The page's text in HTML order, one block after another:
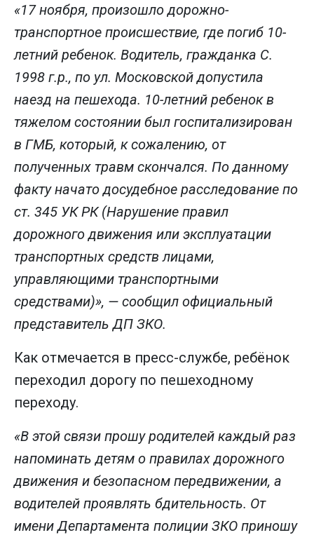
«17 ноября, произошло дорожно-
транспортное происшествие, где погиб 10-
летний ребенок. Водитель, гражданка С.
1998 г.р., по ул. Московской допустила
наезд на пешехода. 10-летний ребенок в
тяжелом состоянии был госпитализирован
в ГМБ, который, к сожалению, от
полученных травм скончался. По данному
факту начато досудебное расследование по
ст. 345 УК РК (Нарушение правил
дорожного движения или эксплуатации
транспортных средств лицами,
управляющими транспортными
средствами)», — сообщил официальный
представитель ДП ЗКО.
Как отмечается в пресс-службе, ребёнок
переходил дорогу по пешеходному
переходу.
«В этой связи прошу родителей каждый раз
напоминать детям о правилах дорожного
движения и безопасном передвижении, а
водителей проявлять бдительность. От
имени Департамента полиции ЗКО приношу